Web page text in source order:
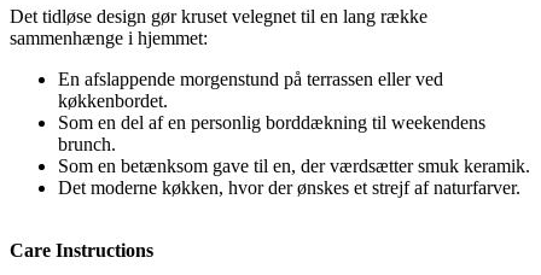
Det tidløse design gør kruset velegnet til en lang række
sammenhænge i hjemmet:
En afslappende morgenstund på terrassen eller ved
køkkenbordet.
Som en del af en personlig borddækning til weekendens
brunch.
Som en betænksom gave til en, der værdsætter smuk keramik.
Det moderne køkken, hvor der ønskes et strejf af naturfarver.
Care Instructions